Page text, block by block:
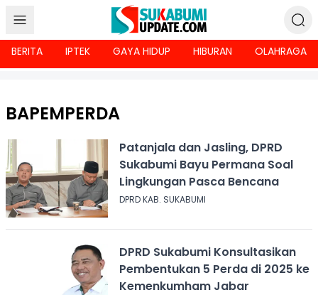
BERITA IPTEK GAYA HIDUP HIBURAN OLAHRAGA
BAPEMPERDA
Patanjala dan Jasling, DPRD
Sukabumi Bayu Permana Soal
Lingkungan Pasca Bencana
DPRD KAB. SUKABUMI
DPRD Sukabumi Konsultasikan
Pembentukan 5 Perda di 2025 ke
Kemenkumham Jabar